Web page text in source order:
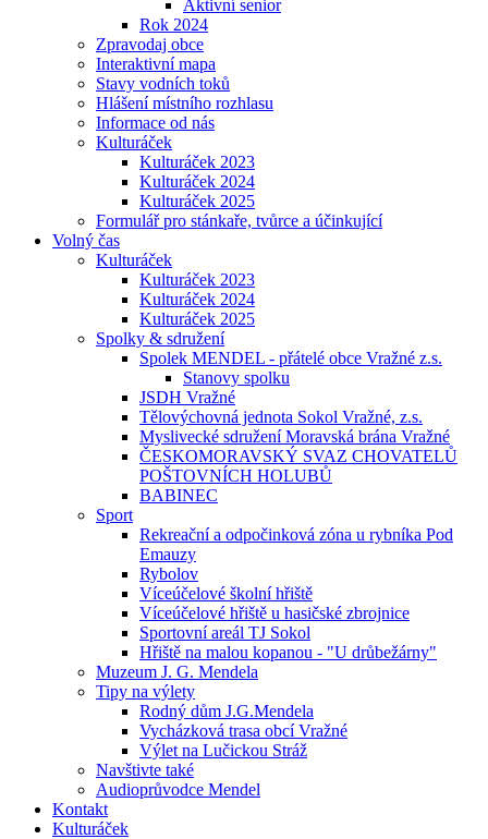
Aktivní senior
Rok 2024
Zpravodaj obce
Interaktivní mapa
Stavy vodních toků
Hlášení místního rozhlasu
Informace od nás
Kulturáček
Kulturáček 2023
Kulturáček 2024
Kulturáček 2025
Formulář pro stánkaře, tvůrce a účinkující
Volný čas
Kulturáček
Kulturáček 2023
Kulturáček 2024
Kulturáček 2025
Spolky & sdružení
Spolek MENDEL - přátelé obce Vražné z.s.
Stanovy spolku
JSDH Vražné
Tělovýchovná jednota Sokol Vražné, z.s.
Myslivecké sdružení Moravská brána Vražné
ČESKOMORAVSKÝ SVAZ CHOVATELŮ
POŠTOVNÍCH HOLUBŮ
BABINEC
Sport
Rekreační a odpočinková zóna u rybníka Pod
Emauzy
Rybolov
Víceúčelové školní hřiště
Víceúčelové hřiště u hasičské zbrojnice
Sportovní areál TJ Sokol
Hřiště na malou kopanou - "U drůbežárny"
Muzeum J. G. Mendela
Tipy na výlety
Rodný dům J.G.Mendela
Vycházková trasa obcí Vražné
Výlet na Lučickou Stráž
Navštivte také
Audioprůvodce Mendel
Kontakt
Kulturáček